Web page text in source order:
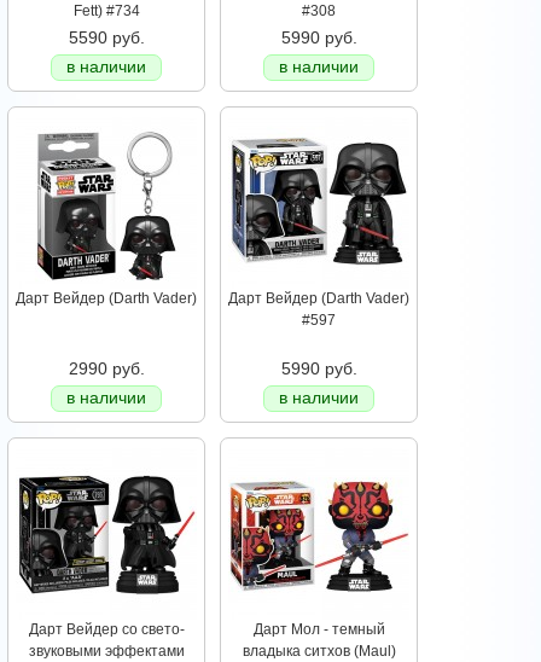
Fett) #734
5590 руб.
в наличии
#308
5990 руб.
в наличии
Дарт Вейдер (Darth Vader)
2990 руб.
в наличии
Дарт Вейдер (Darth Vader)
#597
5990 руб.
в наличии
Дарт Вейдер со свето-
звуковыми эффектами
Дарт Мол - темный
владыка ситхов (Maul)